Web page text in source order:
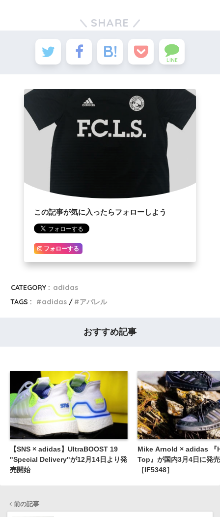
SHARE
LINE
この記事が気に入ったらフォローしよう
フォローする
CATEGORY : adidas
TAGS :
adidas アパレル
おすすめ記事
【SNS × adidas】UltraBOOST 19
"Special Delivery"が12月14日より発
売開始
Mike Arnold × adidas 『
Top』が国内3月4日に発売
［IF5348］
前の記事